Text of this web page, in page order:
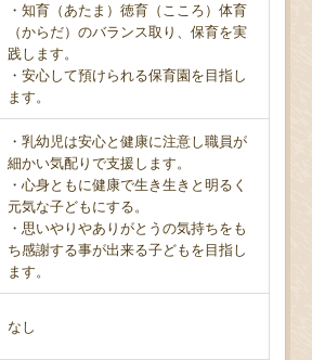
・知育（あたま）徳育（こころ）体育
（からだ）のバランス取り、保育を実
践します。
・安心して預けられる保育園を目指し
ます。
・乳幼児は安心と健康に注意し職員が
細かい気配りで支援します。
・心身ともに健康で生き生きと明るく
元気な子どもにする。
・思いやりやありがとうの気持ちをも
ち感謝する事が出来る子どもを目指し
ます。
なし